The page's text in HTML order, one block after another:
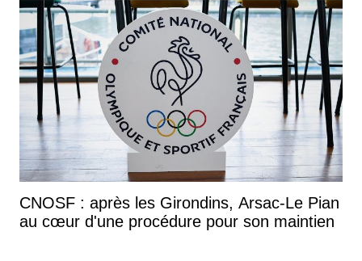
CNOSF : après les Girondins, Arsac-Le Pian
au cœur d'une procédure pour son maintien